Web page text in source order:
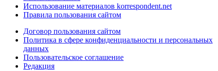
Использование материалов korrespondent.net
Правила пользования сайтом
Договор пользования сайтом
Политика в сфере конфиденциальности и персональных
данных
Пользовательское соглашение
Редакция